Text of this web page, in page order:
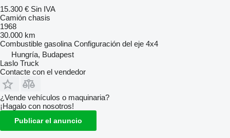
15.300 € Sin IVA
Camión chasis
1968
30.000 km
Combustible gasolina Configuración del eje 4x4
Hungría, Budapest
Laslo Truck
Contacte con el vendedor
¿Vende vehículos o maquinaria?
¡Hagalo con nosotros!
Publicar el anuncio